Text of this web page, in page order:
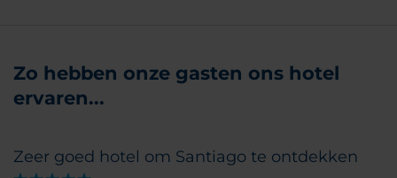
Zo hebben onze gasten ons hotel
ervaren...
Zeer goed hotel om Santiago te ontdekken